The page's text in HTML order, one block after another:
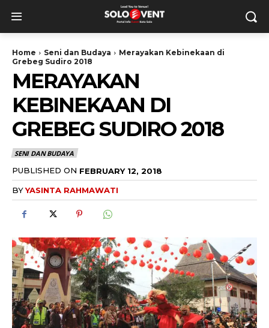
Home Seni dan Budaya
Merayakan Kebinekaan di
Grebeg Sudiro 2018
MERAYAKAN
KEBINEKAAN DI
GREBEG SUDIRO 2018
SENI DAN BUDAYA
PUBLISHED ON FEBRUARY 12, 2018
BYYASINTA RAHMAWATI